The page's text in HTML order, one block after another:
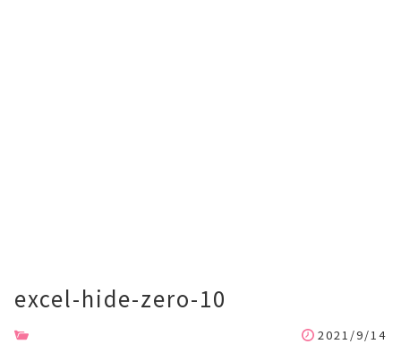
excel-hide-zero-10
2021/9/14